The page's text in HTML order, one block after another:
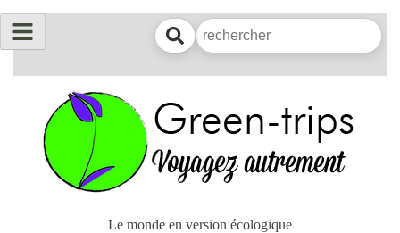
Le monde en version écologique